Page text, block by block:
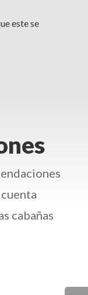
este se
cabañas